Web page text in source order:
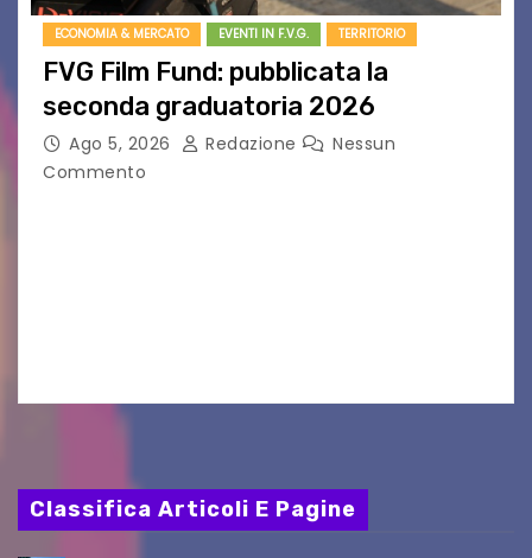
ECONOMIA & MERCATO EVENTI IN F.V.G. TERRITORIO
FVG Film Fund: pubblicata la
seconda graduatoria 2026
Ago 5, 2026 Redazione
Nessun
Commento
Classifica Articoli E Pagine